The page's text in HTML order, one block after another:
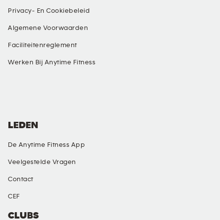
Privacy- En Cookiebeleid
Algemene Voorwaarden
Faciliteitenreglement
Werken Bij Anytime Fitness
CLUBS
LEDEN
De Anytime Fitness App
Veelgestelde Vragen
Contact
CEF